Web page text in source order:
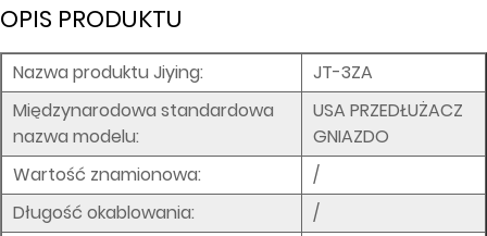
OPIS PRODUKTU
Nazwa produktu Jiying:
JT-3ZA
Międzynarodowa standardowa
nazwa modelu:
USA PRZEDŁUŻACZ
GNIAZDO
Wartość znamionowa:
/
Długość okablowania:
/